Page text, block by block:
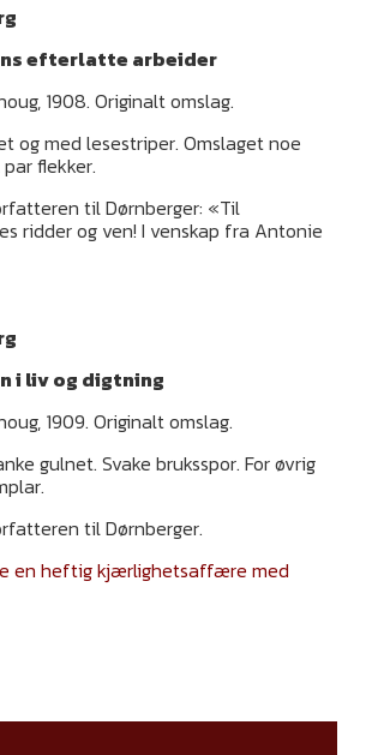
efterlatte arbeider
1908. Originalt omslag.
og med lesestriper. Omslaget noe
flekker.
til Dørnberger: «Til
ridder og ven! I venskap fra Antonie
i liv og digtning
1909. Originalt omslag.
gulnet. Svake bruksspor. For øvrig
til Dørnberger.
en heftig kjærlighetsaffære med